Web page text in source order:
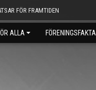
FÖR FRAMTIDEN
ALLA FÖRENINGSFAKTA